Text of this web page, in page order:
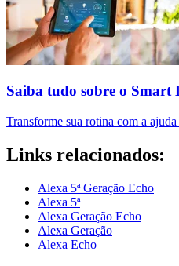
Saiba tudo sobre o Smart
Transforme sua rotina com a
Links relacionados:
Alexa 5ª Geração Echo
Alexa 5ª
Alexa Geração Echo
Alexa Geração
Alexa Echo